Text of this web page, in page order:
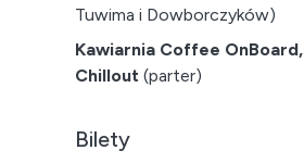
Tuwima i Dowborczyków)
Kawiarnia Coffee OnBoard,
Chillout(parter)
Bilety